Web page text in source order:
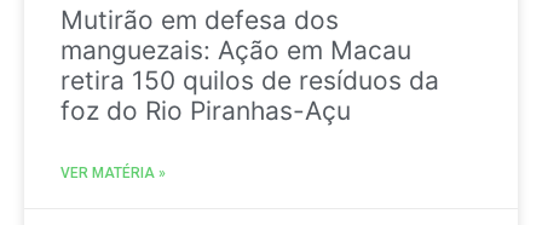
Mutirão em defesa dos
manguezais: Ação em Macau
retira 150 quilos de resíduos da
foz do Rio Piranhas-Açu
VER MATÉRIA »